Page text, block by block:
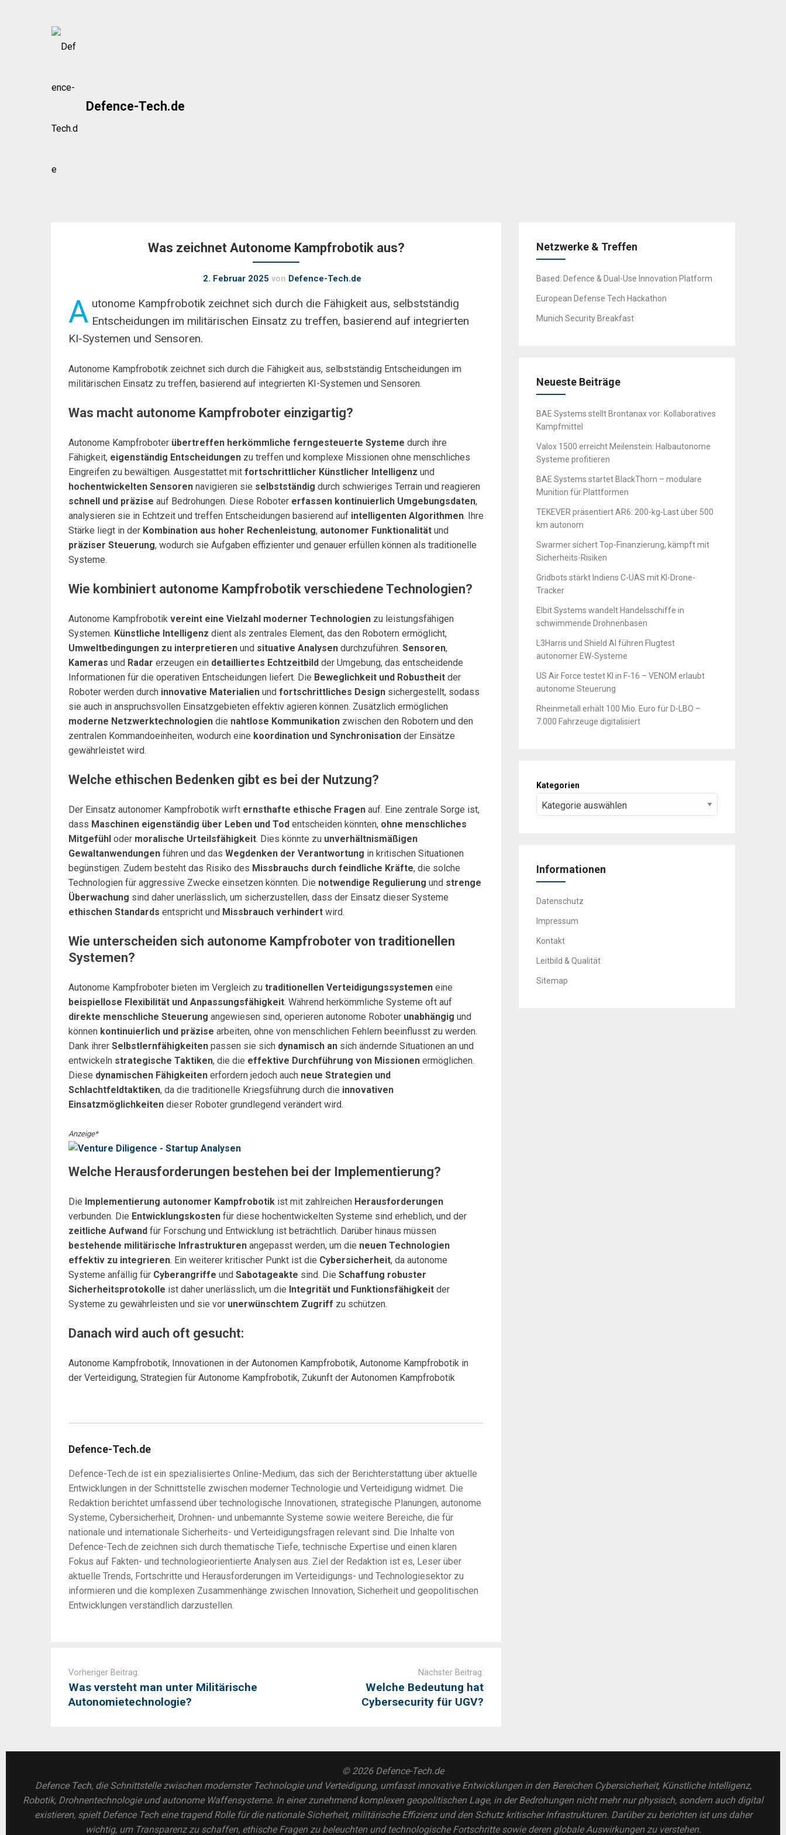
Defence-Tech.de
Was zeichnet Autonome Kampfrobotik aus?
2. Februar 2025 von Defence-Tech.de
A utonome Kampfrobotik zeichnet sich durch die Fähigkeit aus, selbstständig
Entscheidungen im militärischen Einsatz zu treffen, basierend auf integrierten
KI-Systemen und Sensoren.
Autonome Kampfrobotik zeichnet sich durch die Fähigkeit aus, selbstständig Entscheidungen im
militärischen Einsatz zu treffen, basierend auf integrierten KI-Systemen und Sensoren.
Was macht autonome Kampfroboter einzigartig?
Autonome Kampfroboter übertreffen herkömmliche ferngesteuerte Systeme durch ihre
Fähigkeit, eigenständig Entscheidungen zu treffen und komplexe Missionen ohne menschliches
Eingreifen zu bewältigen. Ausgestattet mit fortschrittlicher Künstlicher Intelligenz und
hochentwickelten Sensoren navigieren sie selbstständig durch schwieriges Terrain und reagieren
schnell und präzise auf Bedrohungen. Diese Roboter erfassen kontinuierlich Umgebungsdaten,
analysieren sie in Echtzeit und treffen Entscheidungen basierend auf intelligenten Algorithmen. Ihre
Stärke liegt in der Kombination aus hoher Rechenleistung, autonomer Funktionalität und
präziser Steuerung, wodurch sie Aufgaben effizienter und genauer erfüllen können als traditionelle
Systeme.
Wie kombiniert autonome Kampfrobotik verschiedene Technologien?
Autonome Kampfrobotik vereint eine Vielzahl moderner Technologien zu leistungsfähigen
Systemen. Künstliche Intelligenz dient als zentrales Element, das den Robotern ermöglicht,
Umweltbedingungen zu interpretieren und situative Analysen durchzuführen. Sensoren,
Kameras und Radar erzeugen ein detailliertes Echtzeitbild der Umgebung, das entscheidende
Informationen für die operativen Entscheidungen liefert. Die Beweglichkeit und Robustheit der
Roboter werden durch innovative Materialien und fortschrittliches Design sichergestellt, sodass
sie auch in anspruchsvollen Einsatzgebieten effektiv agieren können. Zusätzlich ermöglichen
moderne Netzwerktechnologien die nahtlose Kommunikation zwischen den Robotern und den
zentralen Kommandoeinheiten, wodurch eine koordination und Synchronisation der Einsätze
gewährleistet wird.
Welche ethischen Bedenken gibt es bei der Nutzung?
Der Einsatz autonomer Kampfrobotik wirft ernsthafte ethische Fragen auf. Eine zentrale Sorge ist,
dass Maschinen eigenständig über Leben und Tod entscheiden könnten, ohne menschliches
Mitgefühl oder moralische Urteilsfähigkeit. Dies könnte zu unverhältnismäßigen
Gewaltanwendungen führen und das Wegdenken der Verantwortung in kritischen Situationen
begünstigen. Zudem besteht das Risiko des Missbrauchs durch feindliche Kräfte, die solche
Technologien für aggressive Zwecke einsetzen könnten. Die notwendige Regulierung und strenge
Überwachung sind daher unerlässlich, um sicherzustellen, dass der Einsatz dieser Systeme
ethischen Standards entspricht und Missbrauch verhindert wird.
Wie unterscheiden sich autonome Kampfroboter von traditionellen
Systemen?
Autonome Kampfroboter bieten im Vergleich zu traditionellen Verteidigungssystemen eine
beispiellose Flexibilität und Anpassungsfähigkeit. Während herkömmliche Systeme oft auf
direkte menschliche Steuerung angewiesen sind, operieren autonome Roboter unabhängig und
können kontinuierlich und präzise arbeiten, ohne von menschlichen Fehlern beeinflusst zu werden.
Dank ihrer Selbstlernfähigkeiten passen sie sich dynamisch an sich ändernde Situationen an und
entwickeln strategische Taktiken, die die effektive Durchführung von Missionen ermöglichen.
Diese dynamischen Fähigkeiten erfordern jedoch auch neue Strategien und
Schlachtfeldtaktiken, da die traditionelle Kriegsführung durch die innovativen
Einsatzmöglichkeiten dieser Roboter grundlegend verändert wird.
Anzeige*
Welche Herausforderungen bestehen bei der Implementierung?
Die Implementierung autonomer Kampfrobotik ist mit zahlreichen Herausforderungen
verbunden. Die Entwicklungskosten für diese hochentwickelten Systeme sind erheblich, und der
zeitliche Aufwand für Forschung und Entwicklung ist beträchtlich. Darüber hinaus müssen
bestehende militärische Infrastrukturen angepasst werden, um die neuen Technologien
effektiv zu integrieren. Ein weiterer kritischer Punkt ist die Cybersicherheit, da autonome
Systeme anfällig für Cyberangriffe und Sabotageakte sind. Die Schaffung robuster
Sicherheitsprotokolle ist daher unerlässlich, um die Integrität und Funktionsfähigkeit der
Systeme zu gewährleisten und sie vor unerwünschtem Zugriff zu schützen.
Danach wird auch oft gesucht:
Autonome Kampfrobotik, Innovationen in der Autonomen Kampfrobotik, Autonome Kampfrobotik in
der Verteidigung, Strategien für Autonome Kampfrobotik, Zukunft der Autonomen Kampfrobotik
Defence-Tech.de
Defence-Tech.de ist ein spezialisiertes Online-Medium, das sich der Berichterstattung über aktuelle
Entwicklungen in der Schnittstelle zwischen moderner Technologie und Verteidigung widmet. Die
Redaktion berichtet umfassend über technologische Innovationen, strategische Planungen, autonome
Systeme, Cybersicherheit, Drohnen- und unbemannte Systeme sowie weitere Bereiche, die für
nationale und internationale Sicherheits- und Verteidigungsfragen relevant sind. Die Inhalte von
Defence-Tech.de zeichnen sich durch thematische Tiefe, technische Expertise und einen klaren
Fokus auf Fakten- und technologieorientierte Analysen aus. Ziel der Redaktion ist es, Leser über
aktuelle Trends, Fortschritte und Herausforderungen im Verteidigungs- und Technologiesektor zu
informieren und die komplexen Zusammenhänge zwischen Innovation, Sicherheit und geopolitischen
Entwicklungen verständlich darzustellen.
navigation
Vorheriger Beitrag:
Was versteht man unter Militärische
Autonomietechnologie?
Nächster Beitrag:
Welche Bedeutung hat
Cybersecurity für UGV?
Netzwerke & Treffen
Based: Defence & Dual-Use Innovation Platform
European Defense Tech Hackathon
Munich Security Breakfast
Neueste Beiträge
BAE Systems stellt Brontanax vor: Kollaboratives
Kampfmittel
Valox 1500 erreicht Meilenstein: Halbautonome
Systeme profitieren
BAE Systems startet BlackThorn – modulare
Munition für Plattformen
TEKEVER präsentiert AR6: 200-kg-Last über 500
km autonom
Swarmer sichert Top-Finanzierung, kämpft mit
Sicherheits-Risiken
Gridbots stärkt Indiens C-UAS mit KI-Drone-
Tracker
Elbit Systems wandelt Handelsschiffe in
schwimmende Drohnenbasen
L3Harris und Shield AI führen Flugtest
autonomer EW-Systeme
US Air Force testet KI in F-16 – VENOM erlaubt
autonome Steuerung
Rheinmetall erhält 100 Mio. Euro für D-LBO –
7.000 Fahrzeuge digitalisiert
Kategorien
Informationen
Datenschutz
Impressum
Kontakt
Leitbild & Qualität
Sitemap
© 2026 Defence-Tech.de
Defence Tech, die Schnittstelle zwischen modernster Technologie und Verteidigung, umfasst innovative Entwicklungen in den Bereichen Cybersicherheit, Künstliche Intelligenz,
Robotik, Drohnentechnologie und autonome Waffensysteme. In einer zunehmend komplexen geopolitischen Lage, in der Bedrohungen nicht mehr nur physisch, sondern auch digital
existieren, spielt Defence Tech eine tragend Rolle für die nationale Sicherheit, militärische Effizienz und den Schutz kritischer Infrastrukturen. Darüber zu berichten ist uns daher
wichtig, um Transparenz zu schaffen, ethische Fragen zu beleuchten und technologische Fortschritte sowie deren globale Auswirkungen zu verstehen.